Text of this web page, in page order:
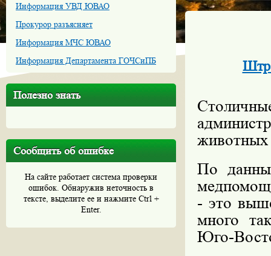
Информация УВД ЮВАО
Прокурор разъясняет
Информация МЧС ЮВАО
Информация Департамента ГОЧСиПБ
Полезно знать
Сообщить об ошибке
На сайте работает система проверки
ошибок. Обнаружив неточность в
тексте, выделите ее и нажмите Ctrl +
Enter.
По
- это
много
Юго-